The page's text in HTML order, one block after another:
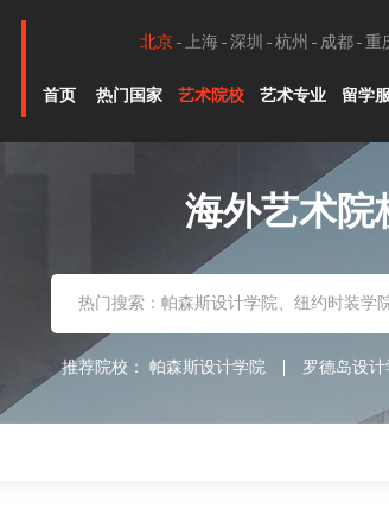
北京 上海 深圳 杭州 成都 重
首页 热门国家 艺术院校 艺术专业 留学
海外艺术院
推荐院校： 帕森斯设计学院 罗德岛设计